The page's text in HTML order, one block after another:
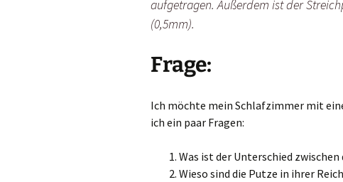
aufgetragen. Außerdem ist der
(0,5mm).
Frage:
Ich möchte mein Schlafzimmer mit
ich ein paar Fragen:
Was ist der Unterschied zwischen
Wieso sind die Putze in ihrer